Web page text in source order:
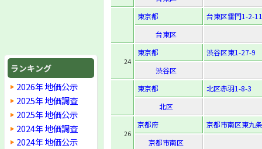
ランキング
2026年 地価公示
2025年 地価調査
2025年 地価公示
2024年 地価調査
2024年 地価公示
東京都
台東区雷門1-2-11
台東区
24
東京都
渋谷区東1-27-9
渋谷区
東京都
北区赤羽1-8-3
北区
26
京都府
京都市南区東九
京都市南区